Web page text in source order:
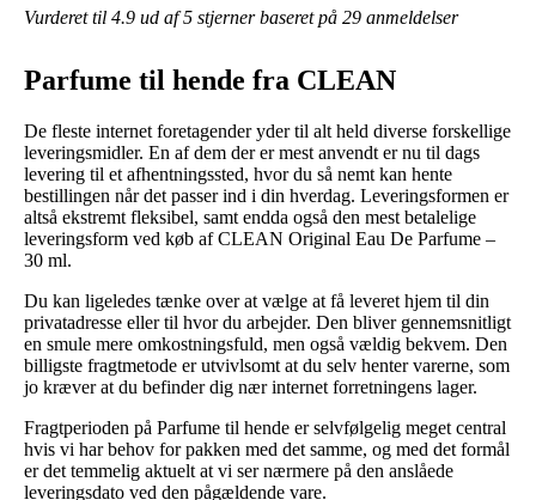
Vurderet til 4.9 ud af 5 stjerner baseret på 29 anmeldelser
Parfume til hende fra CLEAN
De fleste internet foretagender yder til alt held diverse forskellige
leveringsmidler. En af dem der er mest anvendt er nu til dags
levering til et afhentningssted, hvor du så nemt kan hente
bestillingen når det passer ind i din hverdag. Leveringsformen er
altså ekstremt fleksibel, samt endda også den mest betalelige
leveringsform ved køb af CLEAN Original Eau De Parfume –
30 ml.
Du kan ligeledes tænke over at vælge at få leveret hjem til din
privatadresse eller til hvor du arbejder. Den bliver gennemsnitligt
en smule mere omkostningsfuld, men også vældig bekvem. Den
billigste fragtmetode er utvivlsomt at du selv henter varerne, som
jo kræver at du befinder dig nær internet forretningens lager.
Fragtperioden på Parfume til hende er selvfølgelig meget central
hvis vi har behov for pakken med det samme, og med det formål
er det temmelig aktuelt at vi ser nærmere på den anslåede
leveringsdato ved den pågældende vare.